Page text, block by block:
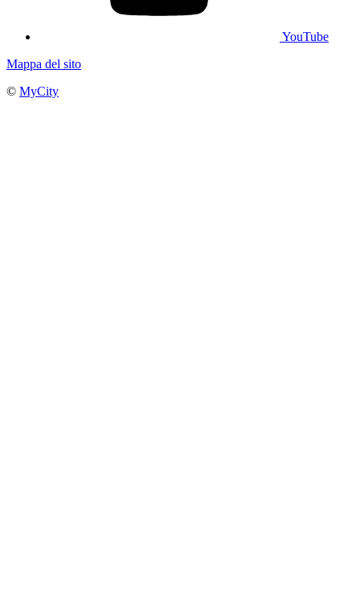
YouTube
Mappa del sito
© MyCity